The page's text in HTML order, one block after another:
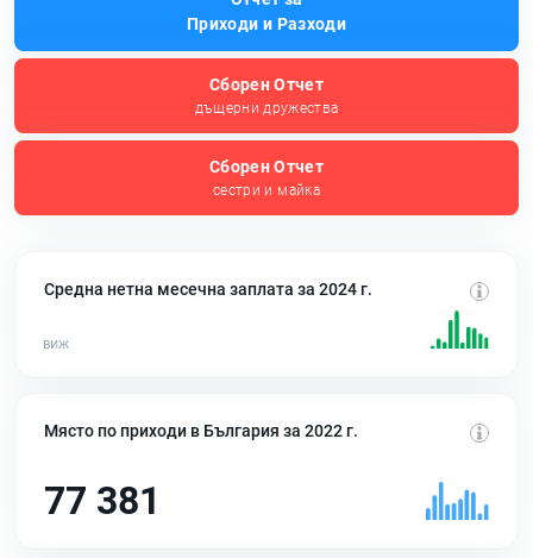
Приходи и Разходи
Сборен Отчет
дъщерни дружества
Сборен Отчет
сестри и майка
Средна нетна месечна заплата за 2024 г.
Място по приходи в България за 2022 г.
77 381